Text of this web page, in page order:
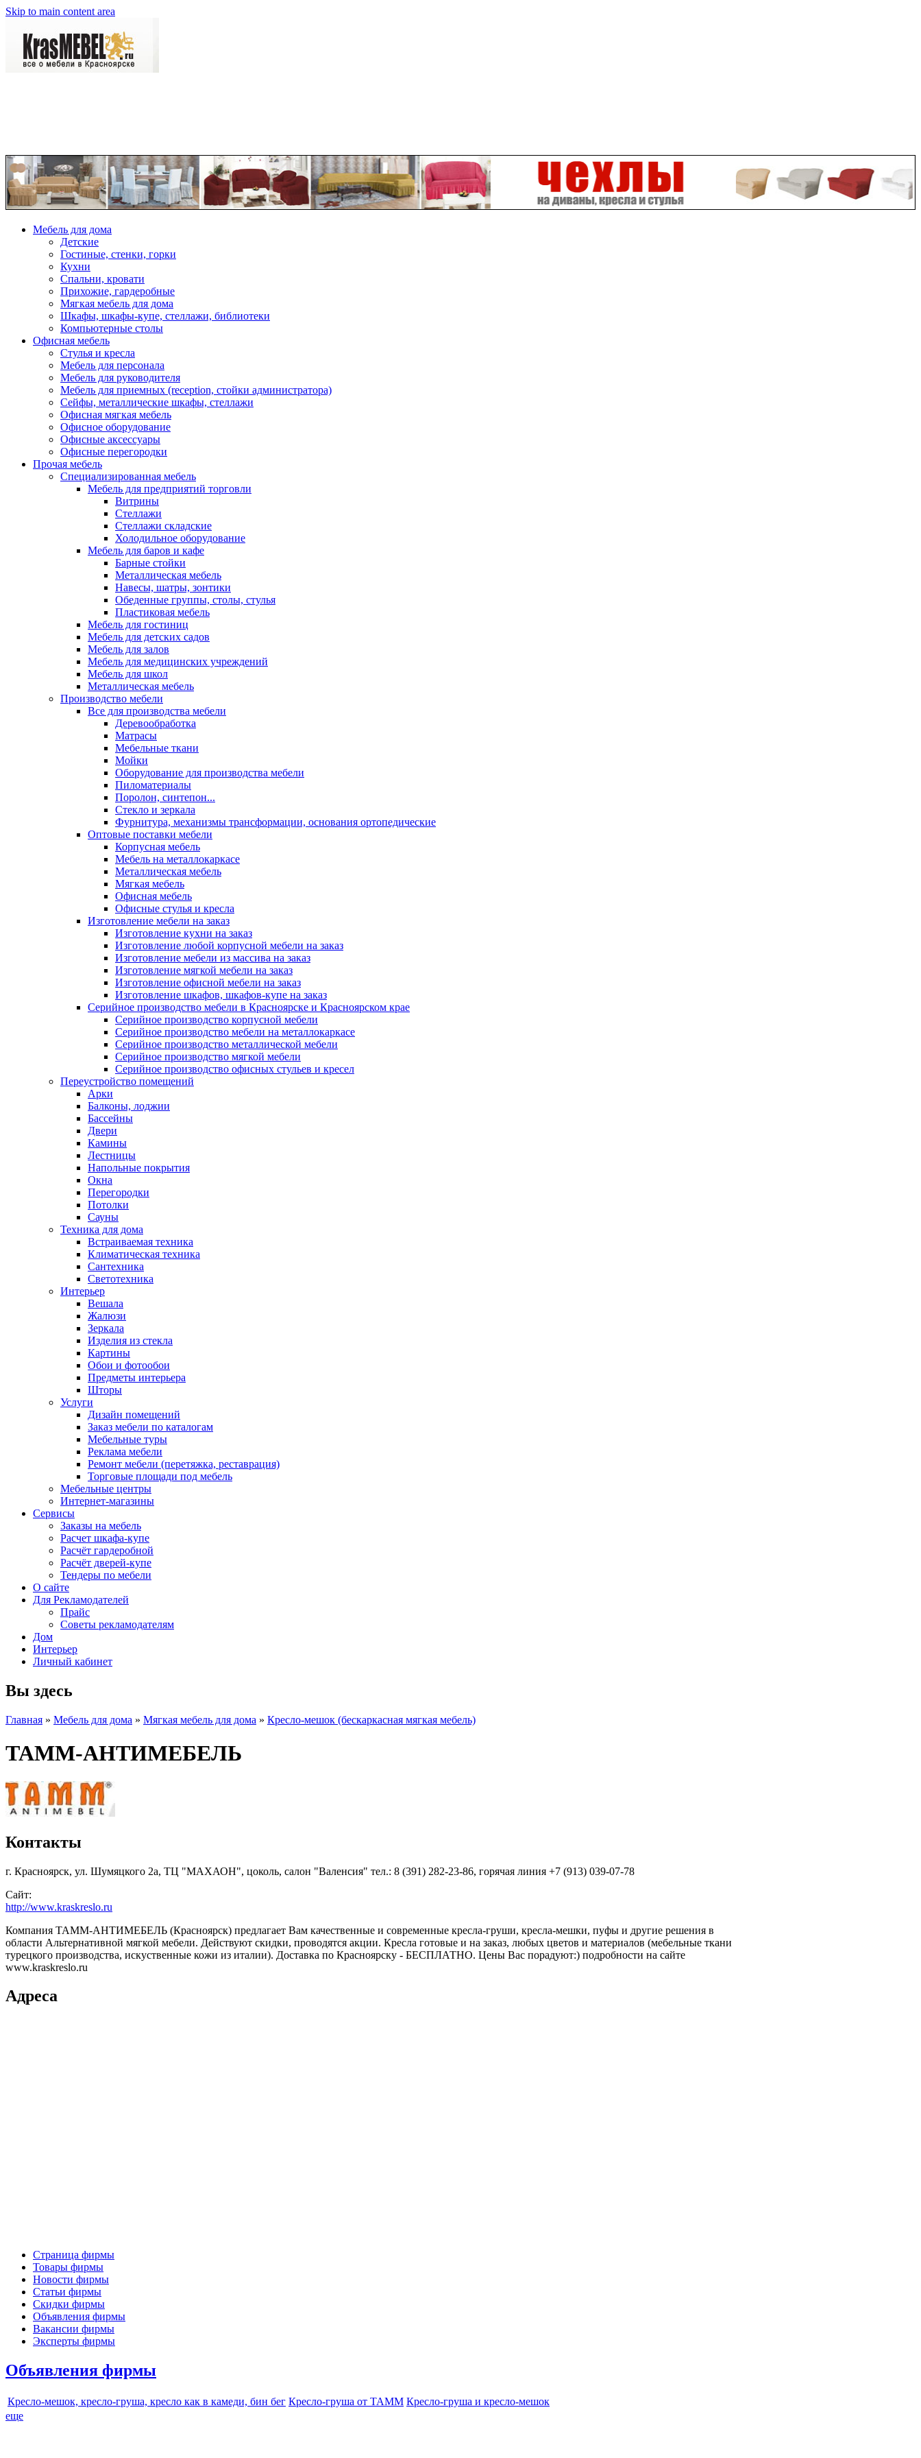
Skip to main content area
Мебель для дома
Детские
Гостиные, стенки, горки
Кухни
Спальни, кровати
Прихожие, гардеробные
Мягкая мебель для дома
Шкафы, шкафы-купе, стеллажи, библиотеки
Компьютерные столы
Офисная мебель
Стулья и кресла
Мебель для персонала
Мебель для руководителя
Мебель для приемных (reception, стойки администратора)
Сейфы, металлические шкафы, стеллажи
Офисная мягкая мебель
Офисное оборудование
Офисные аксессуары
Офисные перегородки
Прочая мебель
Специализированная мебель
Мебель для предприятий торговли
Витрины
Стеллажи
Стеллажи складские
Холодильное оборудование
Мебель для баров и кафе
Барные стойки
Металлическая мебель
Навесы, шатры, зонтики
Обеденные группы, столы, стулья
Пластиковая мебель
Мебель для гостиниц
Мебель для детских садов
Мебель для залов
Мебель для медицинских учреждений
Мебель для школ
Металлическая мебель
Производство мебели
Все для производства мебели
Деревообработка
Матрасы
Мебельные ткани
Мойки
Оборудование для производства мебели
Пиломатериалы
Поролон, синтепон...
Стекло и зеркала
Фурнитура, механизмы трансформации, основания ортопедические
Оптовые поставки мебели
Корпусная мебель
Мебель на металлокаркасе
Металлическая мебель
Мягкая мебель
Офисная мебель
Офисные стулья и кресла
Изготовление мебели на заказ
Изготовление кухни на заказ
Изготовление любой корпусной мебели на заказ
Изготовление мебели из массива на заказ
Изготовление мягкой мебели на заказ
Изготовление офисной мебели на заказ
Изготовление шкафов, шкафов-купе на заказ
Серийное производство мебели в Красноярске и Красноярском крае
Серийное производство корпусной мебели
Серийное производство мебели на металлокаркасе
Серийное производство металлической мебели
Серийное производство мягкой мебели
Серийное производство офисных стульев и кресел
Переустройство помещений
Арки
Балконы, лоджии
Бассейны
Двери
Камины
Лестницы
Напольные покрытия
Окна
Перегородки
Потолки
Сауны
Техника для дома
Встраиваемая техника
Климатическая техника
Сантехника
Светотехника
Интерьер
Вешала
Жалюзи
Зеркала
Изделия из стекла
Картины
Обои и фотообои
Предметы интерьера
Шторы
Услуги
Дизайн помещений
Заказ мебели по каталогам
Мебельные туры
Реклама мебели
Ремонт мебели (перетяжка, реставрация)
Торговые площади под мебель
Мебельные центры
Интернет-магазины
Сервисы
Заказы на мебель
Расчет шкафа-купе
Расчёт гардеробной
Расчёт дверей-купе
Тендеры по мебели
О сайте
Для Рекламодателей
Прайс
Советы рекламодателям
Дом
Интерьер
Личный кабинет
Вы здесь
Главная » Мебель для дома » Мягкая мебель для дома » Кресло-мешок (бескаркасная мягкая мебель)
ТАММ-АНТИМЕБЕЛЬ
Контакты
г. Красноярск, ул. Шумяцкого 2а, ТЦ "МАХАОН", цоколь, салон "Валенсия" тел.: 8 (391) 282-23-86, горячая линия +7 (913) 039-07-78
Сайт:
http://www.kraskreslo.ru
Компания ТАММ-АНТИМЕБЕЛЬ (Красноярск) предлагает Вам качественные и современные кресла-груши, кресла-мешки, пуфы и другие решения в
области Альтернативной мягкой мебели. Действуют скидки, проводятся акции. Кресла готовые и на заказ, любых цветов и материалов (мебельные ткани
турецкого производства, искуственные кожи из италии). Доставка по Красноярску - БЕСПЛАТНО. Цены Вас порадуют:) подробности на сайте
www.kraskreslo.ru
Адреса
Страница фирмы
Товары фирмы
Новости фирмы
Статьи фирмы
Скидки фирмы
Объявления фирмы
Вакансии фирмы
Эксперты фирмы
Объявления фирмы
Кресло-мешок, кресло-груша, кресло как в камеди, бин бег Кресло-груша от ТАММ Кресло-груша и кресло-мешок
еще